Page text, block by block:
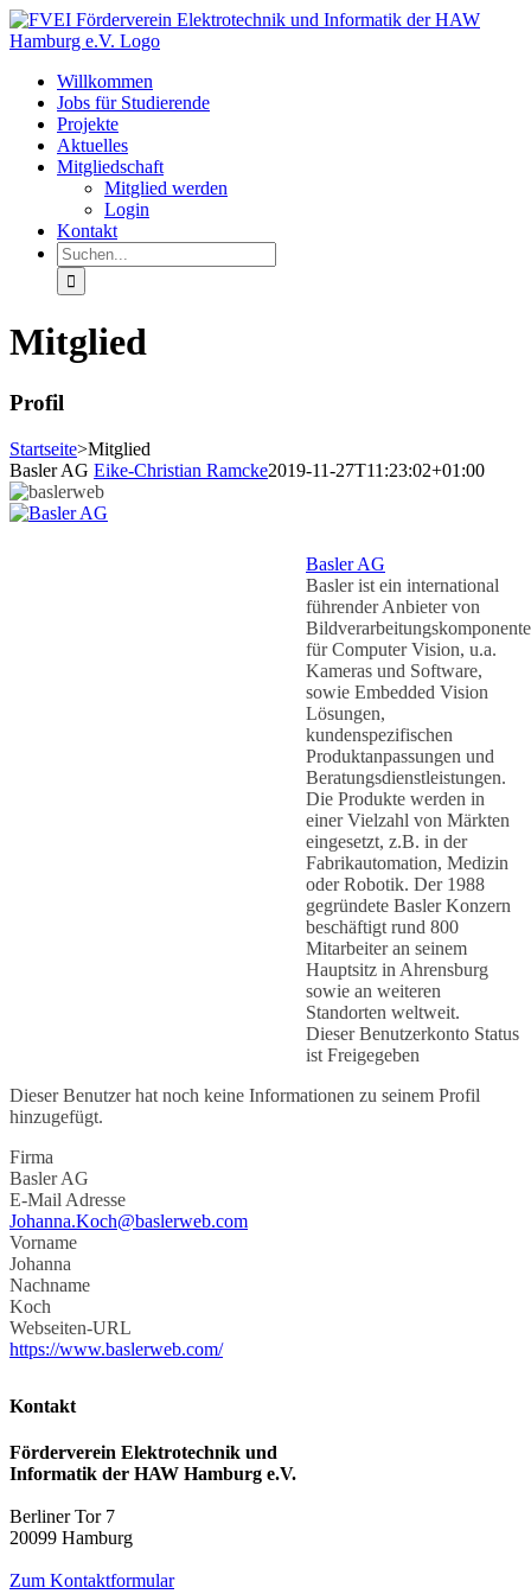
Zum
Inhalt
Willkommen
Jobs für Studierende
Projekte
Aktuelles
Mitgliedschaft
Mitglied werden
Login
Kontakt
Suche
nach:
Mitglied
Profil
Startseite>Mitglied
Basler AG Eike-Christian Ramcke2019-11-27T11:23:02+01:00
Basler AG
Basler ist ein international
führender Anbieter von
für Computer Vision, u.a.
Kameras und Software,
sowie Embedded Vision
Lösungen,
kundenspezifischen
Produktanpassungen und
Beratungsdienstleistungen.
Die Produkte werden in
einer Vielzahl von Märkten
eingesetzt, z.B. in der
Fabrikautomation, Medizin
oder Robotik. Der 1988
gegründete Basler Konzern
beschäftigt rund 800
Mitarbeiter an seinem
Hauptsitz in Ahrensburg
sowie an weiteren
Standorten weltweit.
Dieser Benutzerkonto Status
ist Freigegeben
Dieser Benutzer hat noch keine Informationen zu seinem Profil
hinzugefügt.
Firma
Basler AG
E-Mail Adresse
Johanna.Koch@baslerweb.com
Vorname
Johanna
Nachname
Koch
Webseiten-URL
https://www.baslerweb.com/
Kontakt
Förderverein Elektrotechnik und
Informatik der HAW Hamburg e.V.
Berliner Tor 7
20099 Hamburg
Zum Kontaktformular